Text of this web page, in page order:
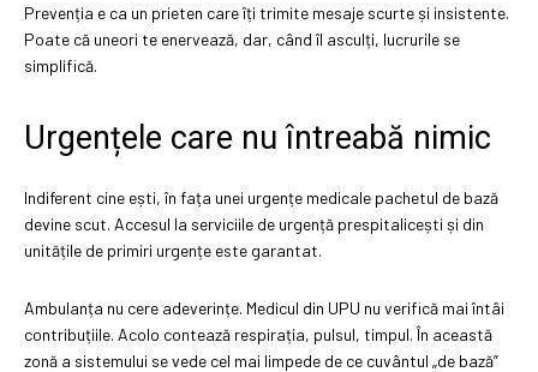
Prevenția e ca un prieten care îți trimite mesaje scurte și insistente.
Poate că uneori te enervează, dar, când îl asculți, lucrurile se
simplifică.
Urgențele care nu întreabă nimic
Indiferent cine ești, în fața unei urgențe medicale pachetul de bază
devine scut. Accesul la serviciile de urgență prespitalicești și din
unitățile de primiri urgențe este garantat.
Ambulanța nu cere adeverințe. Medicul din UPU nu verifică mai întâi
contribuțiile. Acolo contează respirația, pulsul, timpul. În această
zonă a sistemului se vede cel mai limpede de ce cuvântul „de bază”